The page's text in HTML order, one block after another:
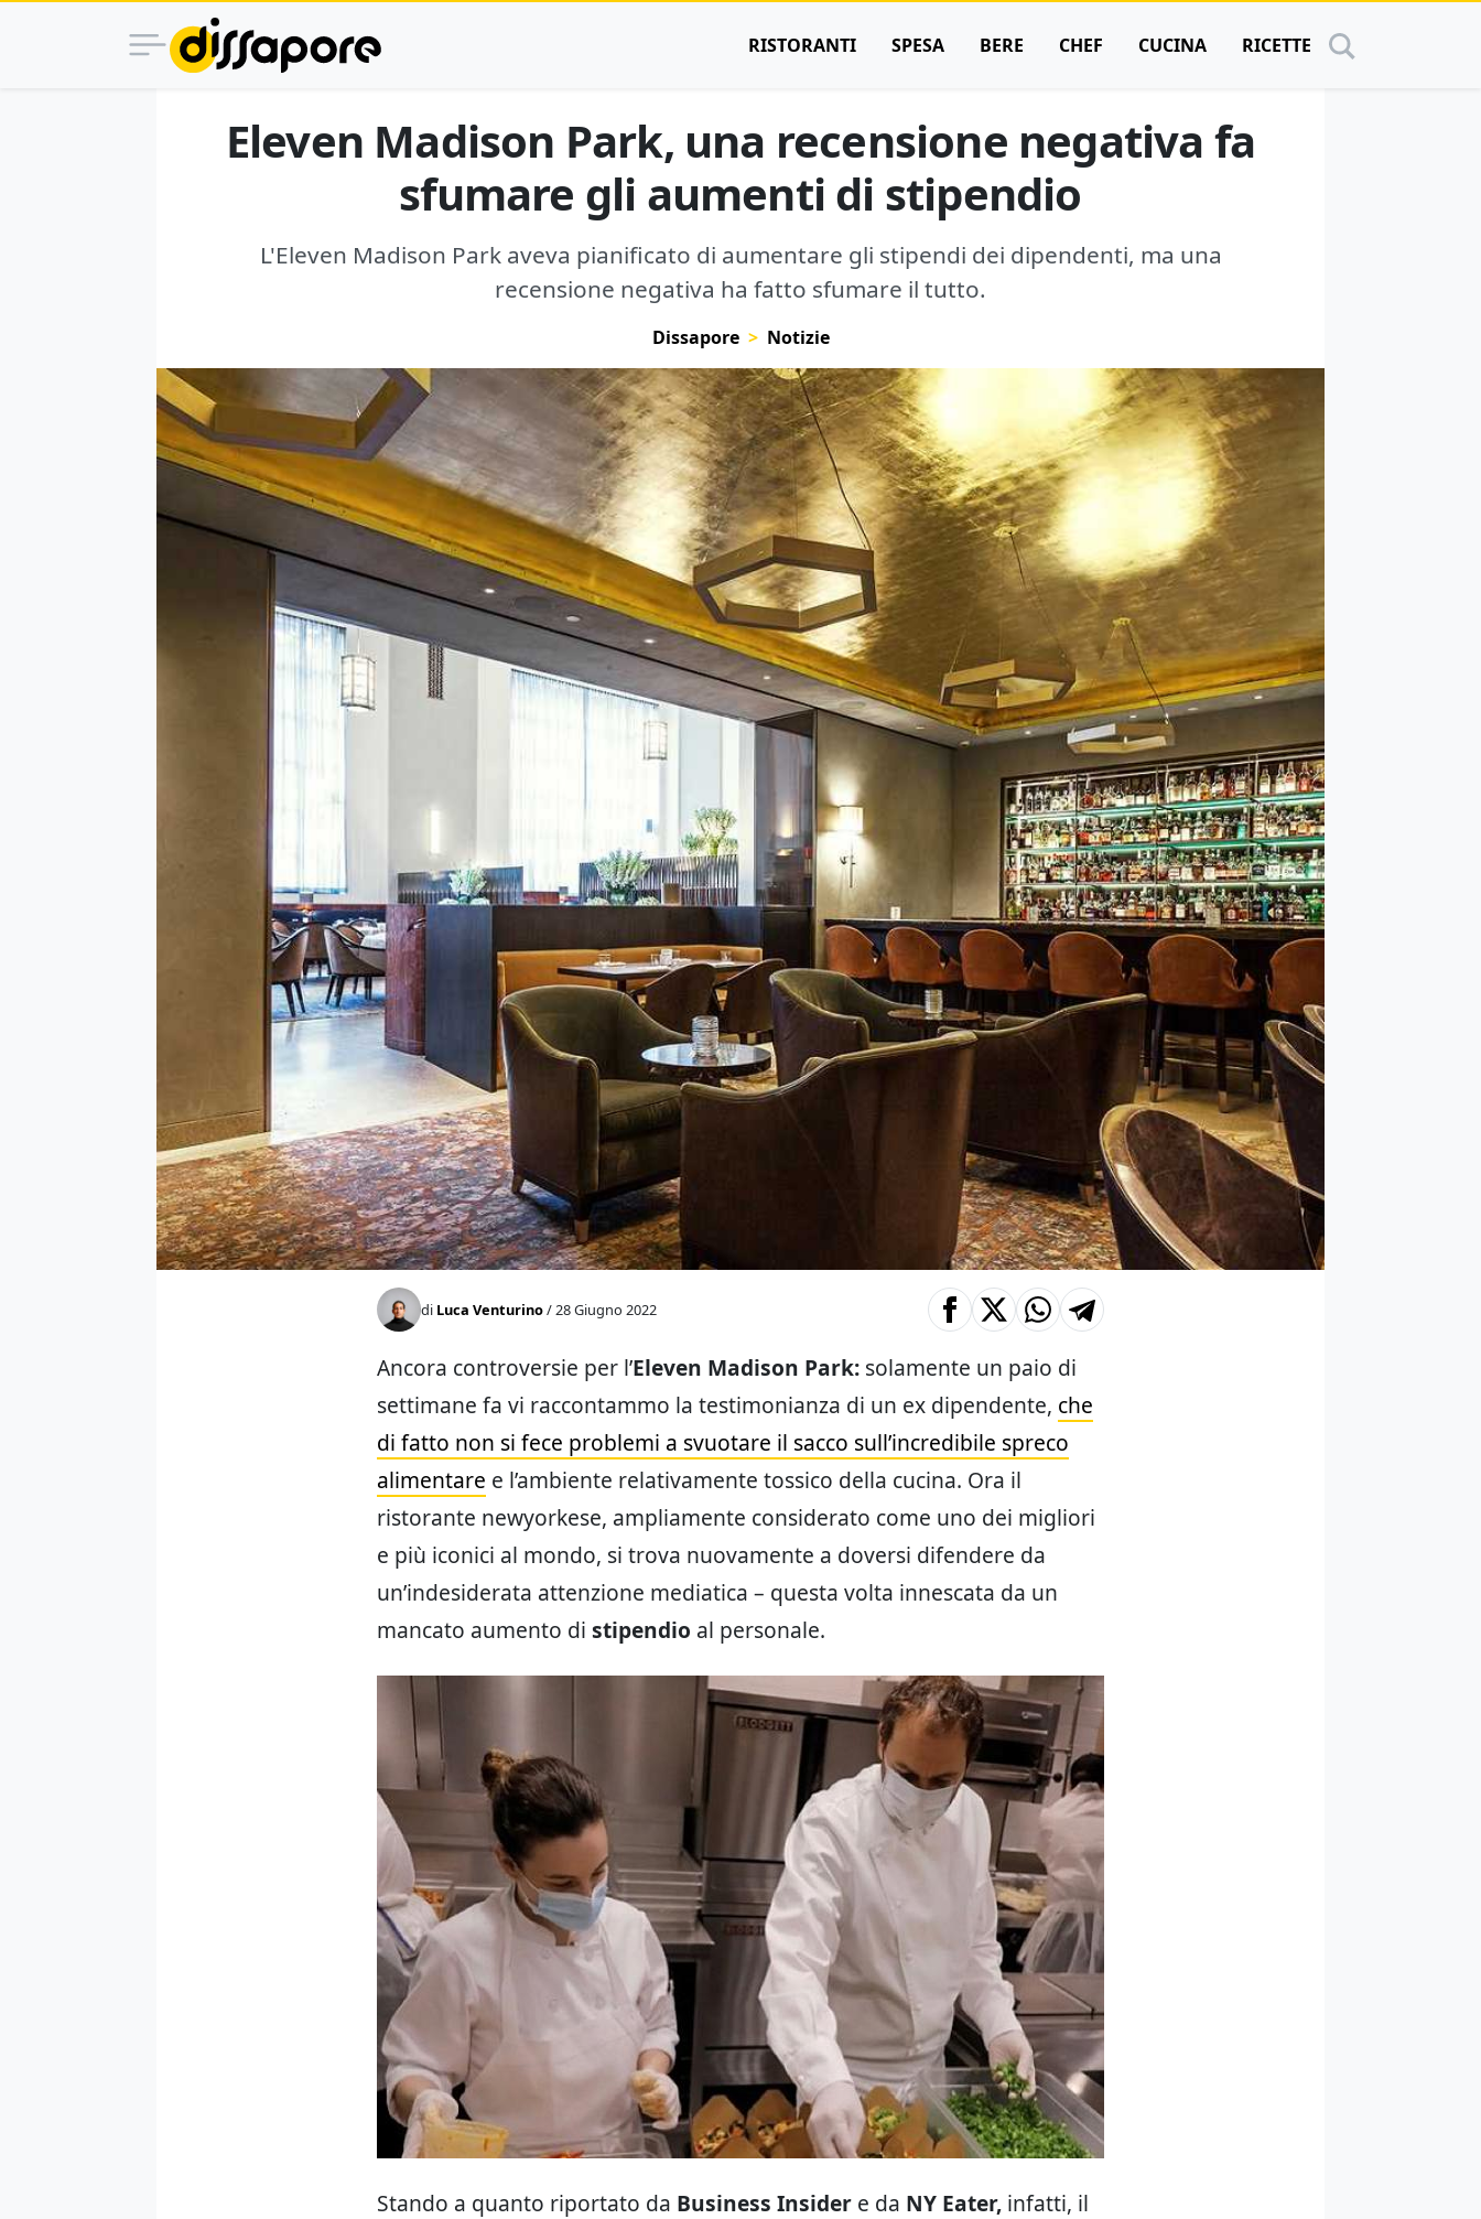
RISTORANTI SPESA BERE CHEF CUCINA RICETTE
Eleven Madison Park, una recensione negativa fa
sfumare gli aumenti di stipendio
L'Eleven Madison Park aveva pianificato di aumentare gli stipendi dei dipendenti, ma una
recensione negativa ha fatto sfumare il tutto.
Dissapore Notizie
di Luca Venturino/ 28 Giugno 2022
Ancora controversie per l’Eleven Madison Park: solamente un paio di
settimane fa vi raccontammo la testimonianza di un ex dipendente, che
di fatto non si fece problemi a svuotare il sacco sull’incredibile spreco
alimentare e l’ambiente relativamente tossico della cucina. Ora il
ristorante newyorkese, ampliamente considerato come uno dei migliori
e più iconici al mondo, si trova nuovamente a doversi difendere da
un’indesiderata attenzione mediatica – questa volta innescata da un
mancato aumento di stipendio al personale.
Stando a quanto riportato da Business Insider e da NY Eater, infatti, il